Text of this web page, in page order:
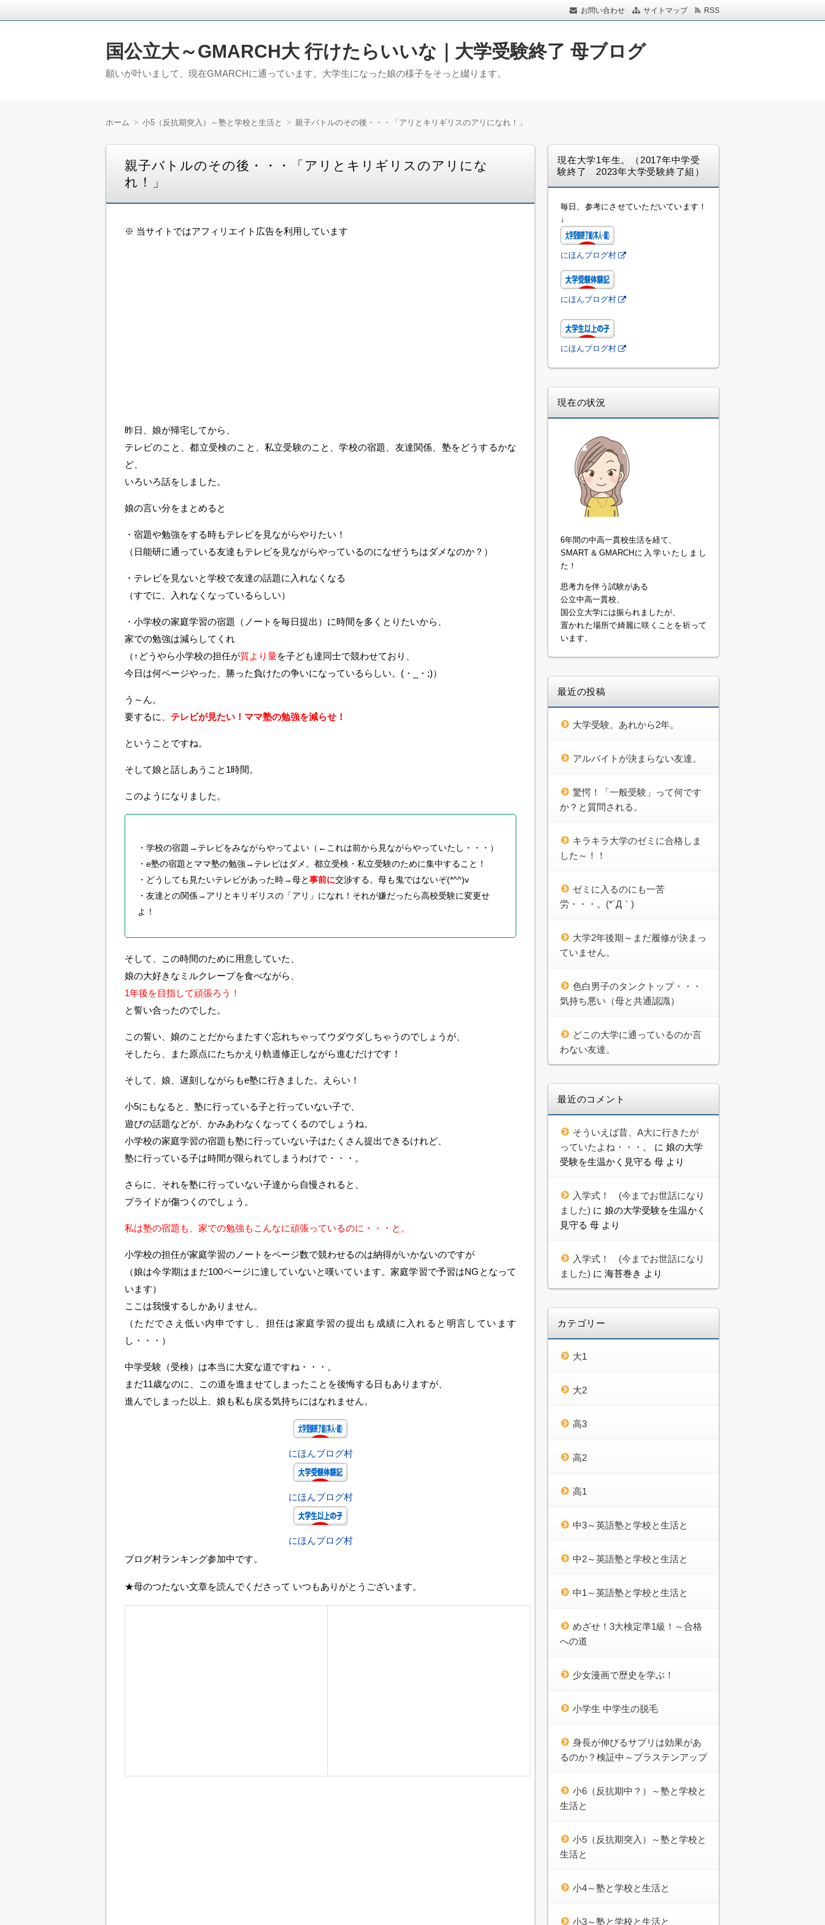
お問い合わせ サイトマップ RSS
国公立大～GMARCH大 行けたらいいな｜大学受験終了 母ブログ
願いが叶いまして、現在GMARCHに通っています。大学生になった娘の様子をそっと綴ります。
ホーム 小5（反抗期突入）～塾と学校と生活と 親子バトルのその後・・・「アリとキリギリスのアリになれ！」
親子バトルのその後・・・「アリとキリギリスのアリにな
れ！」
※ 当サイトではアフィリエイト広告を利用しています
昨日、娘が帰宅してから、
テレビのこと、都立受検のこと、私立受験のこと、学校の宿題、友達関係、塾をどうするかな
ど、
いろいろ話をしました。
娘の言い分をまとめると
・宿題や勉強をする時もテレビを見ながらやりたい！
（日能研に通っている友達もテレビを見ながらやっているのになぜうちはダメなのか？）
・テレビを見ないと学校で友達の話題に入れなくなる
（すでに、入れなくなっているらしい）
・小学校の家庭学習の宿題（ノートを毎日提出）に時間を多くとりたいから、
家での勉強は減らしてくれ
（↑どうやら小学校の担任が質より量を子ども達同士で競わせており、
今日は何ページやった、勝った負けたの争いになっているらしい。(・_・;)）
う～ん。
要するに、 テレビが見たい！ママ塾の勉強を減らせ！
ということですね。
そして娘と話しあうこと1時間。
このようになりました。
・学校の宿題→テレビをみながらやってよい（←これは前から見ながらやっていたし・・・）
・e塾の宿題とママ塾の勉強→テレビはダメ。都立受検・私立受験のために集中すること！
・どうしても見たいテレビがあった時→母と事前に交渉する。母も鬼ではないぞ(*^^)v
・友達との関係→アリとキリギリスの「アリ」になれ！それが嫌だったら高校受験に変更せ
よ！
そして、この時間のために用意していた、
娘の大好きなミルクレープを食べながら、
1年後を目指して頑張ろう！
と誓い合ったのでした。
この誓い、娘のことだからまたすぐ忘れちゃってウダウダしちゃうのでしょうが、
そしたら、また原点にたちかえり軌道修正しながら進むだけです！
そして、娘、遅刻しながらもe塾に行きました。えらい！
小5にもなると、塾に行っている子と行っていない子で、
遊びの話題などが、かみあわなくなってくるのでしょうね。
小学校の家庭学習の宿題も塾に行っていない子はたくさん提出できるけれど、
塾に行っている子は時間が限られてしまうわけで・・・。
さらに、それを塾に行っていない子達から自慢されると、
プライドが傷つくのでしょう。
私は塾の宿題も、家での勉強もこんなに頑張っているのに・・・と。
小学校の担任が家庭学習のノートをページ数で競わせるのは納得がいかないのですが
（娘は今学期はまだ100ページに達していないと嘆いています。家庭学習で予習はNGとなって
います）
ここは我慢するしかありません。
（ただでさえ低い内申ですし、担任は家庭学習の提出も成績に入れると明言しています
し・・・）
中学受験（受検）は本当に大変な道ですね・・・。
まだ11歳なのに、この道を進ませてしまったことを後悔する日もありますが、
進んでしまった以上、娘も私も戻る気持ちにはなれません。
にほんブログ村
にほんブログ村
にほんブログ村
ブログ村ランキング参加中です。
★母のつたない文章を読んでくださって いつもありがとうございます。
現在大学1年生。（2017年中学受
験終了 2023年大学受験終了組）
毎日、参考にさせていただいています！
↓
にほんブログ村
にほんブログ村
にほんブログ村
現在の状況
6年間の中高一貫校生活を経て、
SMART＆GMARCHに入学いたしまし
た！
思考力を伴う試験がある
公立中高一貫校、
国公立大学には振られましたが、
置かれた場所で綺麗に咲くことを祈って
います。
最近の投稿
大学受験。あれから2年。
アルバイトが決まらない友達。
驚愕！「一般受験」って何です
か？と質問される。
キラキラ大学のゼミに合格しま
した～！！
ゼミに入るのにも一苦
労・・・。(*´Д｀)
大学2年後期～まだ履修が決まっ
ていません。
色白男子のタンクトップ・・・
気持ち悪い（母と共通認識）
どこの大学に通っているのか言
わない友達。
最近のコメント
そういえば昔、A大に行きたが
っていたよね・・・。
に 娘の大学
受験を生温かく見守る 母 より
入学式！ (今までお世話になり
ました) に 娘の大学受験を生温かく
見守る 母 より
入学式！ (今までお世話になり
ました) に 海苔巻き より
カテゴリー
大1
大2
高3
高2
高1
中3～英語塾と学校と生活と
中2～英語塾と学校と生活と
中1～英語塾と学校と生活と
めざせ！3大検定準1級！～合格
への道
少女漫画で歴史を学ぶ！
小学生 中学生の脱毛
身長が伸びるサプリは効果があ
るのか？検証中～プラステンアップ
小6（反抗期中？）～塾と学校と
生活と
小5（反抗期突入）～塾と学校と
生活と
小4～塾と学校と生活と
小3～塾と学校と生活と